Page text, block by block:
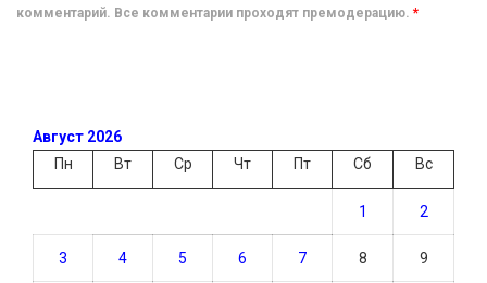
комментарий. Все комментарии проходят премодерацию. *
Август 2026
Пн
Вт Ср Чт Пт Сб Вс
1 2
3 4 5 6 7 8 9